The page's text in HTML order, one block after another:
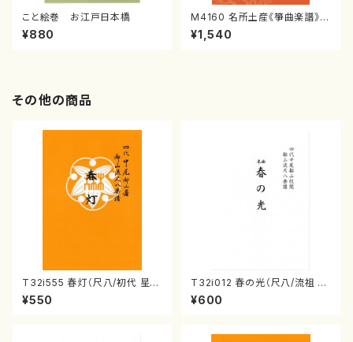
こと絵巻 お江戸日本橋
¥880
M4160 名所土産《箏曲楽譜》
（箏/宮城喜代子・宮城数江著・
宮城宗家監修/箏曲古典楽譜）
¥1,540
その他の商品
T32i555 春灯（尺八/初代 星田
一山/楽譜）都山流公刊楽譜曲
番:2265
¥550
T32i012 春の光（尺八/流祖 中
尾都山/楽譜）都山流公刊楽譜曲
番：12
¥600